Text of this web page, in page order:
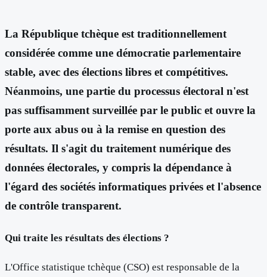
La République tchèque est traditionnellement
considérée comme une démocratie parlementaire
stable, avec des élections libres et compétitives.
Néanmoins, une partie du processus électoral n'est
pas suffisamment surveillée par le public et ouvre la
porte aux abus ou à la remise en question des
résultats. Il s'agit du traitement numérique des
données électorales, y compris la dépendance à
l'égard des sociétés informatiques privées et l'absence
de contrôle transparent.
Qui traite les résultats des élections ?
L'Office statistique tchèque (CSO) est responsable de la